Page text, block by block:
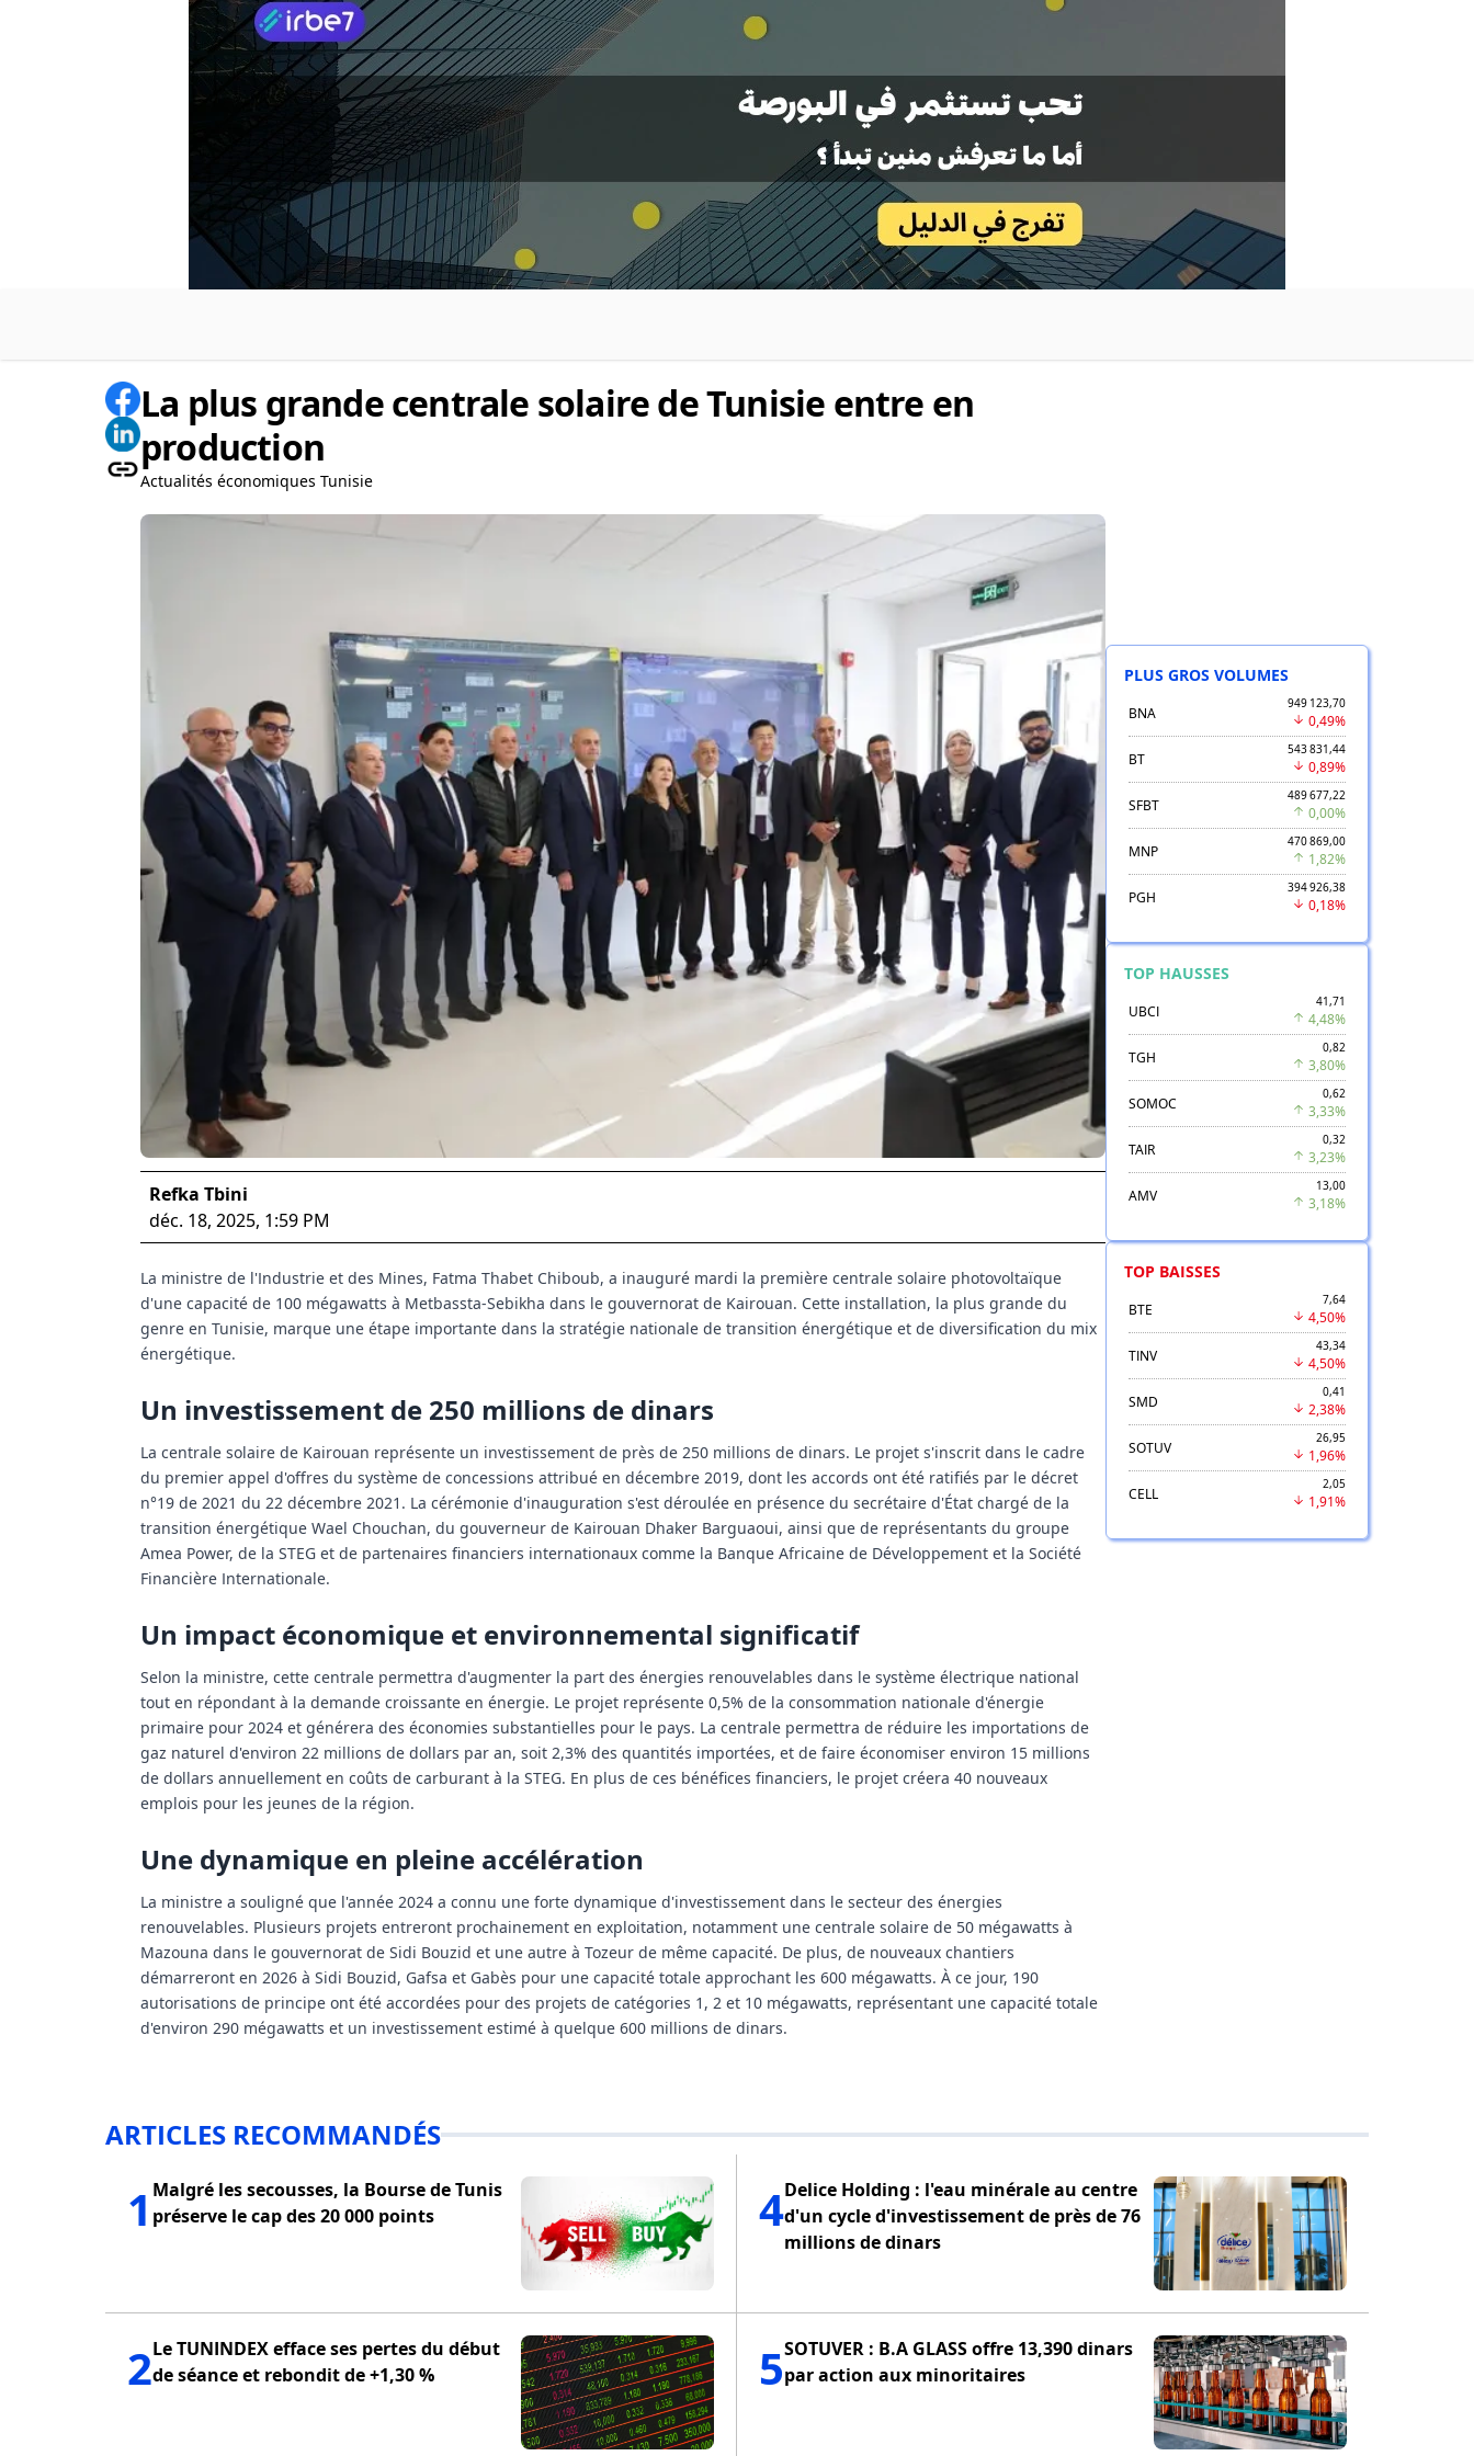
La plus grande centrale solaire de Tunisie entre en
production
Actualités économiques Tunisie
Refka Tbini
déc. 18, 2025, 1:59 PM
La ministre de l'Industrie et des Mines, Fatma Thabet Chiboub, a inauguré mardi la première centrale solaire photovoltaïque
d'une capacité de 100 mégawatts à Metbassta-Sebikha dans le gouvernorat de Kairouan. Cette installation, la plus grande du
genre en Tunisie, marque une étape importante dans la stratégie nationale de transition énergétique et de diversification du mix
énergétique.
Un investissement de 250 millions de dinars
La centrale solaire de Kairouan représente un investissement de près de 250 millions de dinars. Le projet s'inscrit dans le cadre
du premier appel d'offres du système de concessions attribué en décembre 2019, dont les accords ont été ratifiés par le décret
n°19 de 2021 du 22 décembre 2021. La cérémonie d'inauguration s'est déroulée en présence du secrétaire d'État chargé de la
transition énergétique Wael Chouchan, du gouverneur de Kairouan Dhaker Barguaoui, ainsi que de représentants du groupe
Amea Power, de la STEG et de partenaires financiers internationaux comme la Banque Africaine de Développement et la Société
Financière Internationale.
Un impact économique et environnemental significatif
Selon la ministre, cette centrale permettra d'augmenter la part des énergies renouvelables dans le système électrique national
tout en répondant à la demande croissante en énergie. Le projet représente 0,5% de la consommation nationale d'énergie
primaire pour 2024 et générera des économies substantielles pour le pays. La centrale permettra de réduire les importations de
gaz naturel d'environ 22 millions de dollars par an, soit 2,3% des quantités importées, et de faire économiser environ 15 millions
de dollars annuellement en coûts de carburant à la STEG. En plus de ces bénéfices financiers, le projet créera 40 nouveaux
emplois pour les jeunes de la région.
Une dynamique en pleine accélération
La ministre a souligné que l'année 2024 a connu une forte dynamique d'investissement dans le secteur des énergies
renouvelables. Plusieurs projets entreront prochainement en exploitation, notamment une centrale solaire de 50 mégawatts à
Mazouna dans le gouvernorat de Sidi Bouzid et une autre à Tozeur de même capacité. De plus, de nouveaux chantiers
démarreront en 2026 à Sidi Bouzid, Gafsa et Gabès pour une capacité totale approchant les 600 mégawatts. À ce jour, 190
autorisations de principe ont été accordées pour des projets de catégories 1, 2 et 10 mégawatts, représentant une capacité totale
d'environ 290 mégawatts et un investissement estimé à quelque 600 millions de dinars.
PLUS GROS VOLUMES
BNA
949 123,70
0,49%
BT
543 831,44
0,89%
SFBT
489 677,22
0,00%
MNP
470 869,00
1,82%
PGH
394 926,38
0,18%
TOP HAUSSES
UBCI
41,71
4,48%
TGH
0,82
3,80%
SOMOC
0,62
3,33%
TAIR
0,32
3,23%
AMV
13,00
3,18%
TOP BAISSES
BTE
7,64
4,50%
TINV
43,34
4,50%
SMD
0,41
2,38%
SOTUV
26,95
1,96%
CELL
2,05
1,91%
ARTICLES RECOMMANDÉS
1 Malgré les secousses, la Bourse de Tunis
préserve le cap des 20 000 points
2Le TUNINDEX efface ses pertes du début
de séance et rebondit de +1,30 %
4Delice Holding : l'eau minérale au centre
d'un cycle d'investissement de près de 76
millions de dinars
5SOTUVER : B.A GLASS offre 13,390 dinars
par action aux minoritaires